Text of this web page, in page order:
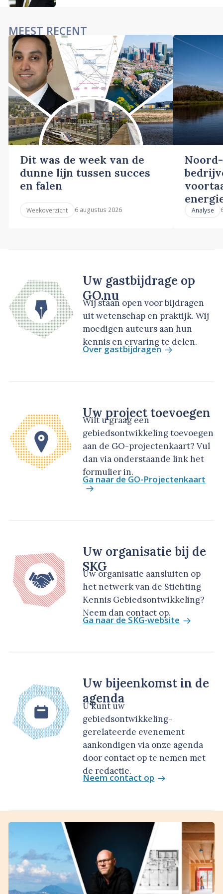
MEEST RECENT
Dit was de week van de
dunne lijn tussen succes
en falen
Weekoverzicht 6 augustus 2026 Analyse
Uw gastbijdrage op
GO.nu
Wij staan open voor bijdragen
uit wetenschap en praktijk. Wij
moedigen auteurs aan hun
kennis en ervaring te delen.
Over gastbijdragen
Uw project toevoegen
Wilt u graag een
gebiedsontwikkeling toevoegen
aan de GO-projectenkaart? Vul
dan via onderstaande link het
formulier in.
Ga naar de GO-Projectenkaart
Uw organisatie bij de
SKG
Uw organisatie aansluiten op
het netwerk van de Stichting
Kennis Gebiedsontwikkeling?
Neem dan contact op.
Ga naar de SKG-website
Uw bijeenkomst in de
agenda
U kunt uw
gebiedsontwikkeling-
gerelateerde evenement
aankondigen via onze agenda
door contact op te nemen met
de redactie.
Neem contact op